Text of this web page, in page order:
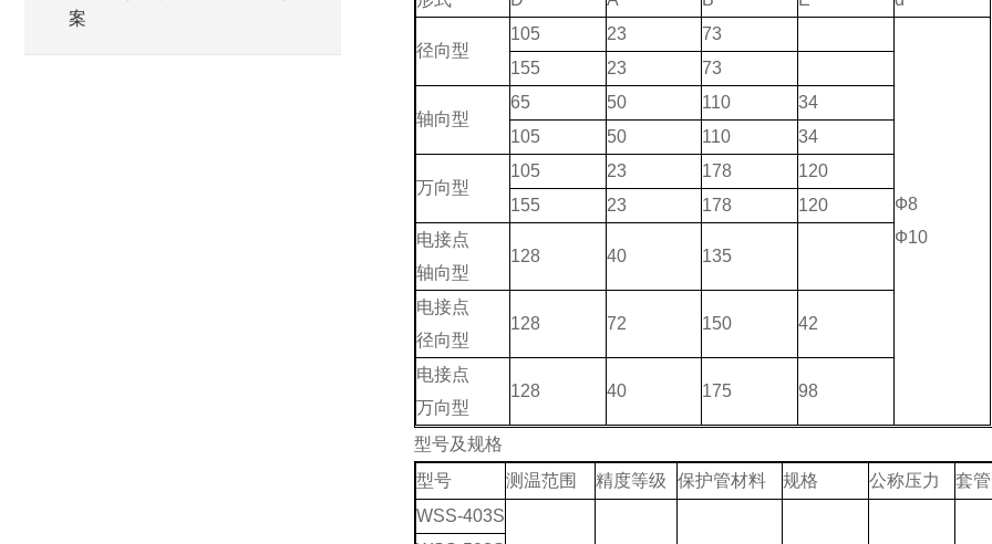
案
径向型
105 23 73
Ф8
Ф10
155 23 73
轴向型
65 50 110
34
105
50 110 34
万向型
105 23 178
120
155
23 178
120
电接点
轴向型
128 40 135
电接点
径向型
128 72 150 42
电接点
万向型
128 40 175 98
型号及规格
型号
测温范围 精度等级 保护管材料 规格 公称压力
套
WSS-403S